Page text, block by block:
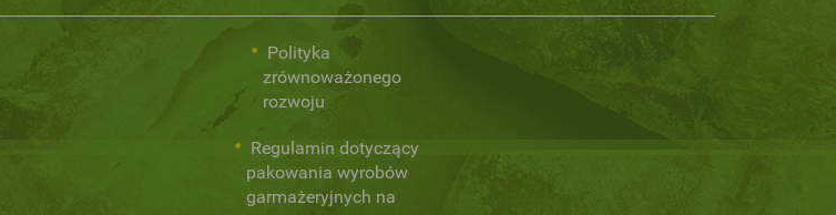
Polityka
zrównoważonego
rozwoju
Regulamin dotyczący
pakowania wyrobów
garmażeryjnych na